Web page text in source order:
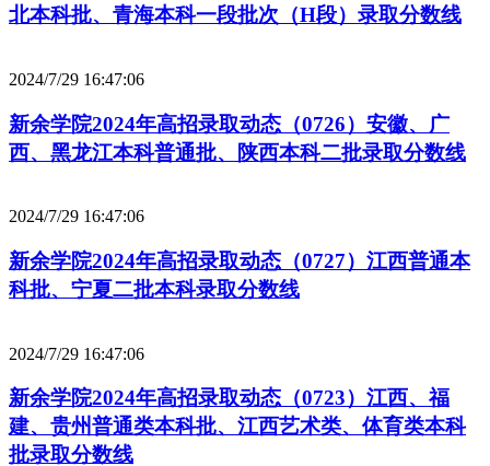
北本科批、青海本科一段批次（H段）录取分数线
2024/7/29 16:47:06
新余学院2024年高招录取动态（0726）安徽、广
西、黑龙江本科普通批、陕西本科二批录取分数线
2024/7/29 16:47:06
新余学院2024年高招录取动态（0727）江西普通本
科批、宁夏二批本科录取分数线
2024/7/29 16:47:06
新余学院2024年高招录取动态（0723）江西、福
建、贵州普通类本科批、江西艺术类、体育类本科
批录取分数线